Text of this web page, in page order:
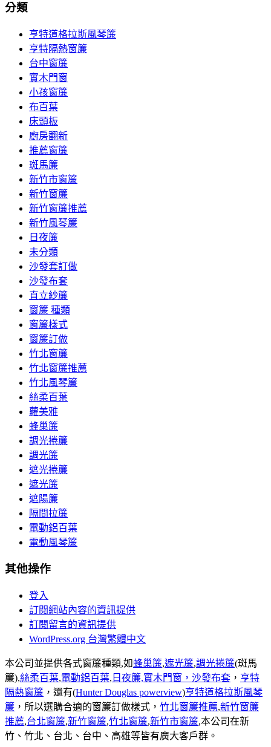
分類
亨特道格拉斯風琴簾
亨特隔熱窗簾
台中窗簾
實木門窗
小孩窗簾
布百葉
床頭板
廚房翻新
推薦窗簾
斑馬簾
新竹市窗簾
新竹窗簾
新竹窗簾推薦
新竹風琴簾
日夜簾
未分類
沙發套訂做
沙發布套
直立紗簾
窗簾 種類
窗簾樣式
窗簾訂做
竹北窗簾
竹北窗簾推薦
竹北風琴簾
絲柔百葉
蘿美雅
蜂巢簾
調光捲簾
調光簾
遮光捲簾
遮光簾
遮陽簾
隔間拉簾
電動鋁百葉
電動風琴簾
其他操作
登入
訂閱網站內容的資訊提供
訂閱留言的資訊提供
WordPress.org 台灣繁體中文
本公司並提供各式窗簾種類,如蜂巢簾,遮光簾,調光捲簾(斑馬
簾),絲柔百葉,電動鋁百葉, 日夜簾,實木門窗， 沙發布套 ， 亨特
隔熱窗簾 ，還有(Hunter Douglas powerview)亨特道格拉斯風琴
簾 ，所以選購合適的窗簾訂做樣式， 竹北窗簾推薦,新竹窗簾
推薦,台北窗簾,新竹窗簾,竹北窗簾,新竹市窗簾,本公司在新
竹、竹北、台北、台中、高雄等皆有廣大客戶群。